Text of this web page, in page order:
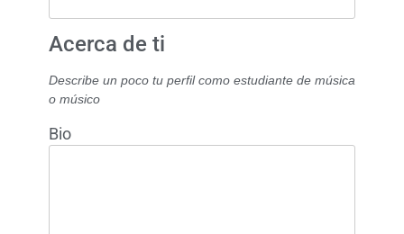
Acerca de ti
Describe un poco tu perfil como estudiante de música
o músico
Bio